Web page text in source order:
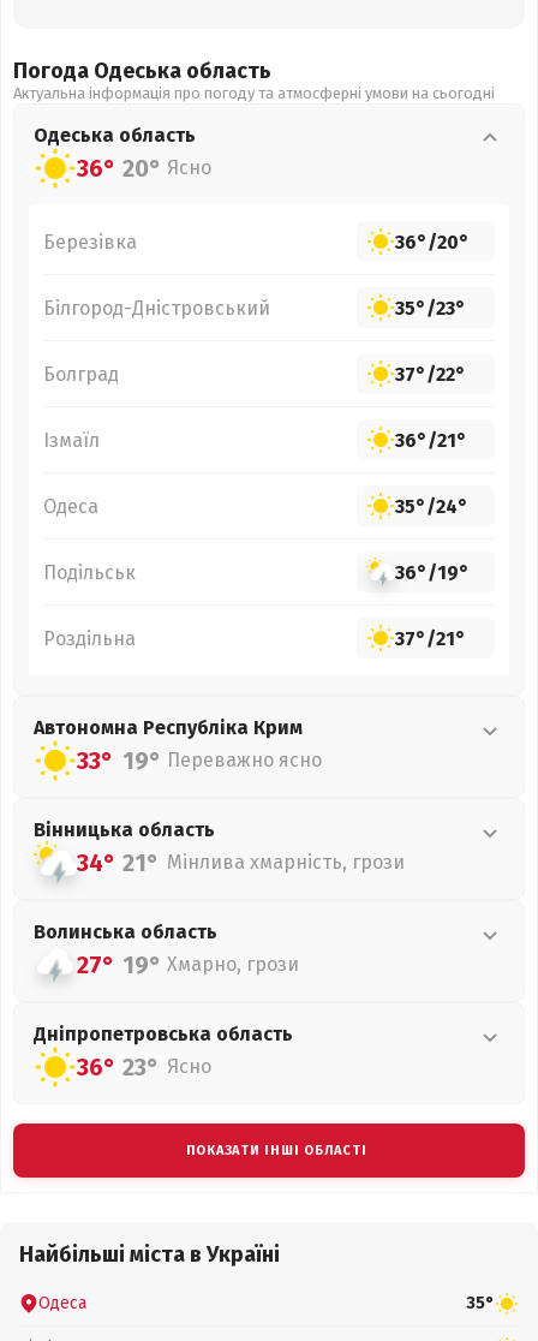
Погода Одеська область
Актуальна інформація про погоду та атмосферні умови на сьогодні
Одеська область
36° 20° Ясно
Березівка 36°/20°
Білгород-Дністровський 35°/23°
Болград 37°/22°
Ізмаїл 36°/21°
Одеса 35°/24°
Подільськ 36°/19°
Роздільна 37°/21°
Автономна Республіка Крим
33° 19° Переважно ясно
Вінницька область
34° 21° Мінлива хмарність, грози
Волинська область
27° 19° Хмарно, грози
Дніпропетровська область
36° 23° Ясно
ПОКАЗАТИ ІНШІ ОБЛАСТІ
Найбільші міста в Україні
Одеса 35°